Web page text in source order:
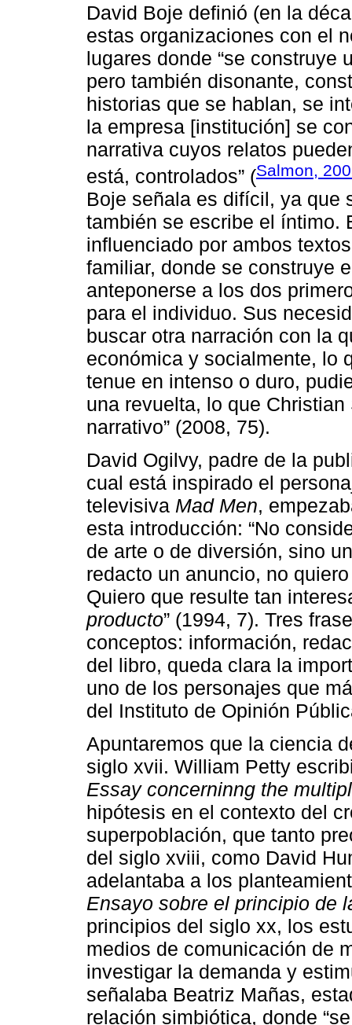
David Boje definió (en la
estas organizaciones con el
lugares donde “se construye
pero también disonante,
historias que se hablan, se
la empresa [institución] se
narrativa cuyos relatos
está, controlados” (Salmon,
Boje señala es difícil, ya que
también se escribe el íntimo.
influenciado por ambos
familiar, donde se construye
anteponerse a los dos
para el individuo. Sus
buscar otra narración con la
económica y socialmente, lo
tenue en intenso o duro,
una revuelta, lo que
narrativo” (2008, 75).
David Ogilvy, padre de la
cual está inspirado el
televisiva Mad Men,
esta introducción: “No
de arte o de diversión, sino
redacto un anuncio, no
Quiero que resulte tan
producto” (1994, 7). Tres
conceptos: información,
del libro, queda clara la
uno de los personajes que
del Instituto de Opinión
Apuntaremos que la ciencia
siglo xvii. William Petty
Essay concerninng the
hipótesis en el contexto del
superpoblación, que tanto
del siglo xviii, como David
adelantaba a los
Ensayo sobre el principio de
principios del siglo xx, los
medios de comunicación de
investigar la demanda y
señalaba Beatriz Mañas,
relación simbiótica, donde